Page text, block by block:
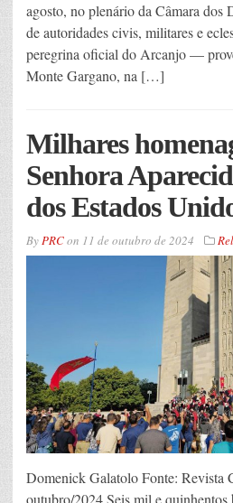
agosto, no plenário da Câmara dos
de autoridades civis, militares e
peregrina oficial do Arcanjo —
Monte Gargano, na […]
Milhares
Senhora
dos Estados
ByPRCon 11 de outubro de 2024
Domenick Galatolo Fonte: Revista
outubro/2024 Seis mil e quinhentos